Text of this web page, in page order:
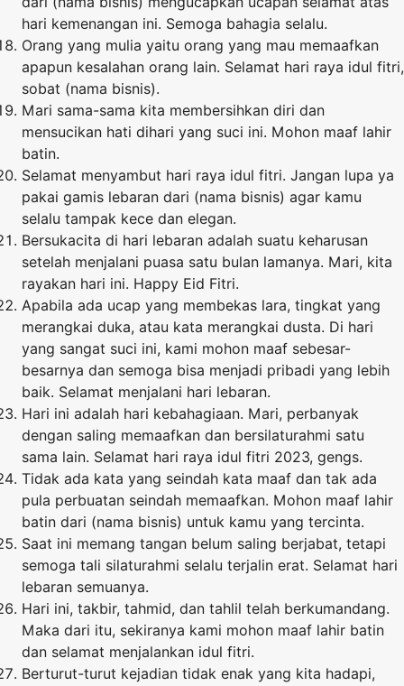
hari kemenangan ini. Semoga bahagia selalu.
Orang yang mulia yaitu orang yang mau memaafkan
apapun kesalahan orang lain. Selamat hari raya idul fitri,
sobat (nama bisnis).
Mari sama-sama kita membersihkan diri dan
mensucikan hati dihari yang suci ini. Mohon maaf lahir
batin.
Selamat menyambut hari raya idul fitri. Jangan lupa ya
pakai gamis lebaran dari (nama bisnis) agar kamu
selalu tampak kece dan elegan.
Bersukacita di hari lebaran adalah suatu keharusan
setelah menjalani puasa satu bulan lamanya. Mari, kita
rayakan hari ini. Happy Eid Fitri.
Apabila ada ucap yang membekas lara, tingkat yang
merangkai duka, atau kata merangkai dusta. Di hari
yang sangat suci ini, kami mohon maaf sebesar-
besarnya dan semoga bisa menjadi pribadi yang lebih
baik. Selamat menjalani hari lebaran.
Hari ini adalah hari kebahagiaan. Mari, perbanyak
dengan saling memaafkan dan bersilaturahmi satu
sama lain. Selamat hari raya idul fitri 2023, gengs.
Tidak ada kata yang seindah kata maaf dan tak ada
pula perbuatan seindah memaafkan. Mohon maaf lahir
batin dari (nama bisnis) untuk kamu yang tercinta.
Saat ini memang tangan belum saling berjabat, tetapi
semoga tali silaturahmi selalu terjalin erat. Selamat hari
lebaran semuanya.
Hari ini, takbir, tahmid, dan tahlil telah berkumandang.
Maka dari itu, sekiranya kami mohon maaf lahir batin
dan selamat menjalankan idul fitri.
Berturut-turut kejadian tidak enak yang kita hadapi,